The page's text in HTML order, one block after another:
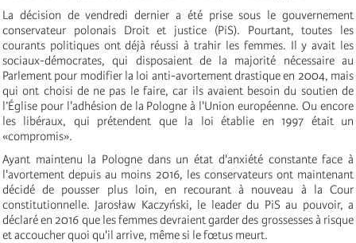
La décision de vendredi dernier a été prise sous le gouvernement
conservateur polonais Droit et justice (PiS). Pourtant, toutes les
courants politiques ont déjà réussi à trahir les femmes. Il y avait les
sociaux-démocrates, qui disposaient de la majorité nécessaire au
Parlement pour modifier la loi anti-avortement drastique en 2004, mais
qui ont choisi de ne pas le faire, car ils avaient besoin du soutien de
l’Église pour l'adhésion de la Pologne à l'Union européenne. Ou encore
les libéraux, qui prétendent que la loi établie en 1997 était un
«compromis».
Ayant maintenu la Pologne dans un état d'anxiété constante face à
l'avortement depuis au moins 2016, les conservateurs ont maintenant
décidé de pousser plus loin, en recourant à nouveau à la Cour
constitutionnelle. Jarosław Kaczyński, le leader du PiS au pouvoir, a
déclaré en 2016 que les femmes devraient garder des grossesses à risque
et accoucher quoi qu'il arrive, même si le fœtus meurt.